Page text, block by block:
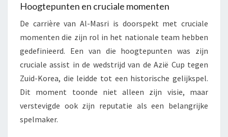
Hoogtepunten en cruciale momenten
De carrière van Al-Masri is doorspekt met cruciale
momenten die zijn rol in het nationale team hebben
gedefinieerd. Een van die hoogtepunten was zijn
cruciale assist in de wedstrijd van de Azië Cup tegen
Zuid-Korea, die leidde tot een historische gelijkspel.
Dit moment toonde niet alleen zijn visie, maar
verstevigde ook zijn reputatie als een belangrijke
spelmaker.